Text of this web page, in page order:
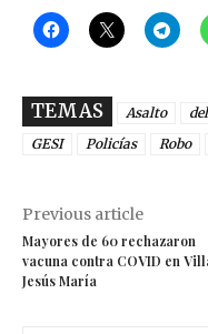
TEMAS Asalto
GESI
Policías Robo
Previous article
Mayores de 60 rechazaron
vacuna contra COVID en
Jesús María